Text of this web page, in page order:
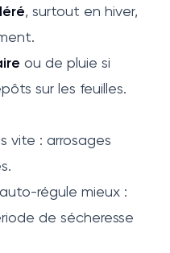
, surtout en hiver,
ou de pluie si
sur les feuilles.
vite : arrosages
régule mieux :
de sécheresse